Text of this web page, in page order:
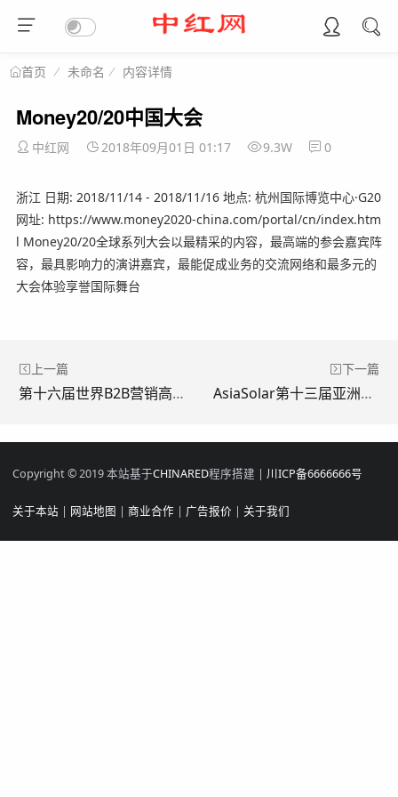
首页 未命名 内容详情
Money20/20中国大会
中红网 2018年09月01日 01:17 9.3W 0
浙江 日期: 2018/11/14 - 2018/11/16 地点: 杭州国际博览中心·G20
网址: https://www.money2020-china.com/portal/cn/index.htm
l Money20/20全球系列大会以最精采的内容，最高端的参会嘉宾阵
容，最具影响力的演讲嘉宾，最能促成业务的交流网络和最多元的
大会体验享誉国际舞台
上一篇
第十六届世界B2B营销高管峰会
下一篇
AsiaSolar第十三届亚洲太阳能光伏创新技术合作论坛暨展会
Copyright © 2019 本站基于CHINARED程序搭建 | 川ICP备6666666号
关于本站 | 网站地图 | 商业合作 | 广告报价 | 关于我们